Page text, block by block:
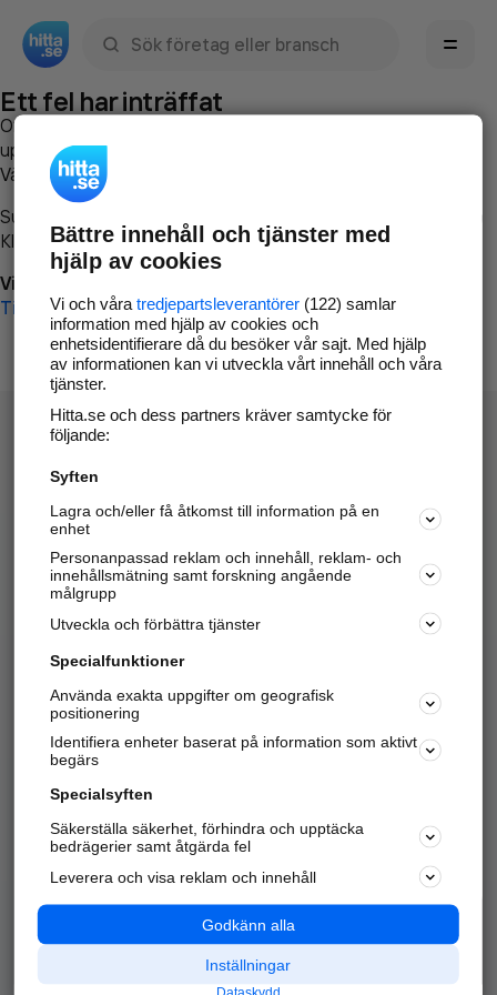
Ett fel har inträffat
Om du vill kan du
uppstod så att vi lättare och snabbare kan avhjälpa det.
Vänligen försök med följande:
Surfa till
Klicka påTillbaka-knappen i webbläsaren och försök igen
Vi beklagar besväret!
Till startsidan
Hitta.se - Gratis nummerupplysning.
Sök företag, personer och platser.
Hitta telefonnummer, adresser, företagsinfo mm.
Marknadsför företaget
Kom igång och annonsera mot
samarbetspartners nära dig.
Alla kategorier
Populära sökningar
API & Kartor
Annonsera
Integritet
Nödnummer
Bättre innehåll och tjänster med
hjälp av cookies
Vi och våra tredjepartsleverantörer(122) samlar
information med hjälp av cookies och
enhetsidentifierare då du besöker vår sajt. Med hjälp
av informationen kan vi utveckla vårt innehåll och våra
tjänster.
Hitta.se och dess partners kräver samtycke för
följande:
Syften
Lagra och/eller få åtkomst till information på en
enhet
Personanpassad reklam och innehåll, reklam- och
innehållsmätning samt forskning angående
målgrupp
Utveckla och förbättra tjänster
Specialfunktioner
Använda exakta uppgifter om geografisk
positionering
Identifiera enheter baserat på information som aktivt
begärs
Specialsyften
Säkerställa säkerhet, förhindra och upptäcka
bedrägerier samt åtgärda fel
Leverera och visa reklam och innehåll
Godkänn alla
Inställningar
Dataskydd